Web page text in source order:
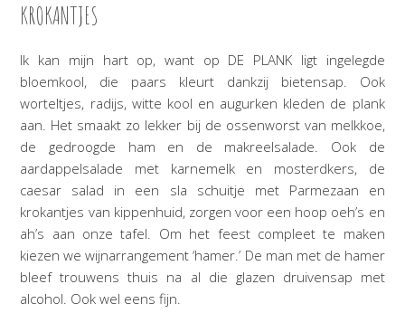
KROKANTJES
Ik kan mijn hart op, want op DE PLANK ligt ingelegde
bloemkool, die paars kleurt dankzij bietensap. Ook
worteltjes, radijs, witte kool en augurken kleden de plank
aan. Het smaakt zo lekker bij de ossenworst van melkkoe,
de gedroogde ham en de makreelsalade. Ook de
aardappelsalade met karnemelk en mosterdkers, de
caesar salad in een sla schuitje met Parmezaan en
krokantjes van kippenhuid, zorgen voor een hoop oeh’s en
ah’s aan onze tafel. Om het feest compleet te maken
kiezen we wijnarrangement ‘hamer.’ De man met de hamer
bleef trouwens thuis na al die glazen druivensap met
alcohol. Ook wel eens fijn.